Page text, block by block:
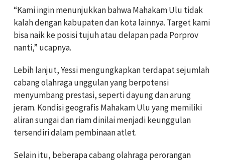
“Kami ingin menunjukkan bahwa Mahakam Ulu tidak
kalah dengan kabupaten dan kota lainnya. Target kami
bisa naik ke posisi tujuh atau delapan pada Porprov
nanti,” ucapnya.
Lebih lanjut, Yessi mengungkapkan terdapat sejumlah
cabang olahraga unggulan yang berpotensi
menyumbang prestasi, seperti dayung dan arung
jeram. Kondisi geografis Mahakam Ulu yang memiliki
aliran sungai dan riam dinilai menjadi keunggulan
tersendiri dalam pembinaan atlet.
Selain itu, beberapa cabang olahraga perorangan